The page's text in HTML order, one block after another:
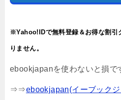
※Yahoo!IDで無料登録＆お得な割引
りません。
ebookjapanを使わないと損で
⇒⇒ebookjapan(イーブック